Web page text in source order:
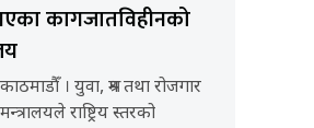
कागजातविहीनको
काठमाडौँ । युवा, श्रम तथा रोजगार
मन्त्रालयले राष्ट्रिय स्तरको